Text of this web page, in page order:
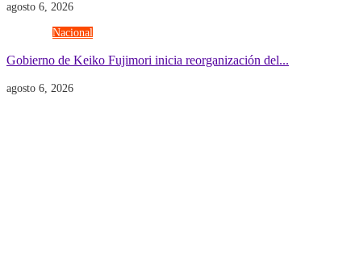
agosto 6, 2026
Nacional
Gobierno de Keiko Fujimori inicia reorganización del...
agosto 6, 2026